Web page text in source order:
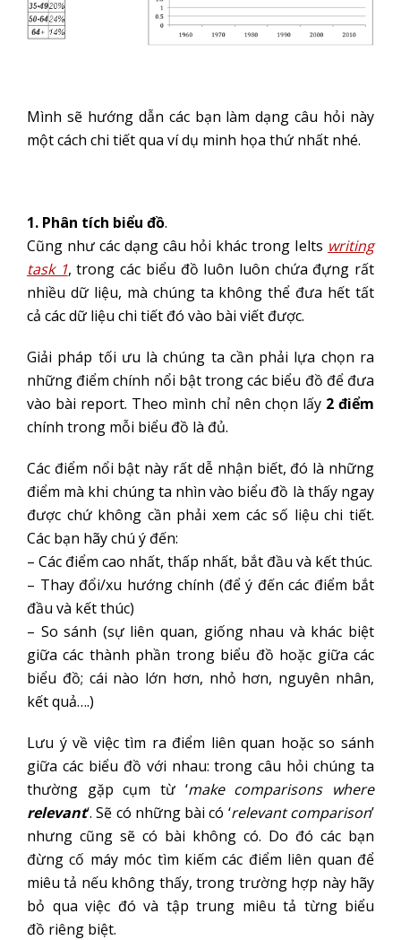
Mình sẽ hướng dẫn các bạn làm dạng câu hỏi này
một cách chi tiết qua ví dụ minh họa thứ nhất nhé.
1. Phân tích biểu đồ.
Cũng như các dạng câu hỏi khác trong Ielts writing
task 1, trong các biểu đồ luôn luôn chứa đựng rất
nhiều dữ liệu, mà chúng ta không thể đưa hết tất
cả các dữ liệu chi tiết đó vào bài viết được.
Giải pháp tối ưu là chúng ta cần phải lựa chọn ra
những điểm chính nổi bật trong các biểu đồ để đưa
vào bài report. Theo mình chỉ nên chọn lấy 2 điểm
chính trong mỗi biểu đồ là đủ.
Các điểm nổi bật này rất dễ nhận biết, đó là những
điểm mà khi chúng ta nhìn vào biểu đồ là thấy ngay
được chứ không cần phải xem các số liệu chi tiết.
Các bạn hãy chú ý đến:
– Các điểm cao nhất, thấp nhất, bắt đầu và kết thúc.
– Thay đổi/xu hướng chính (để ý đến các điểm bắt
đầu và kết thúc)
– So sánh (sự liên quan, giống nhau và khác biệt
giữa các thành phần trong biểu đồ hoặc giữa các
biểu đồ; cái nào lớn hơn, nhỏ hơn, nguyên nhân,
kết quả….)
Lưu ý về việc tìm ra điểm liên quan hoặc so sánh
giữa các biểu đồ với nhau: trong câu hỏi chúng ta
thường gặp cụm từ ‘make comparisons where
relevant‘. Sẽ có những bài có ‘relevant comparison’
nhưng cũng sẽ có bài không có. Do đó các bạn
đừng cố máy móc tìm kiếm các điểm liên quan để
miêu tả nếu không thấy, trong trường hợp này hãy
bỏ qua việc đó và tập trung miêu tả từng biểu
đồ riêng biệt.